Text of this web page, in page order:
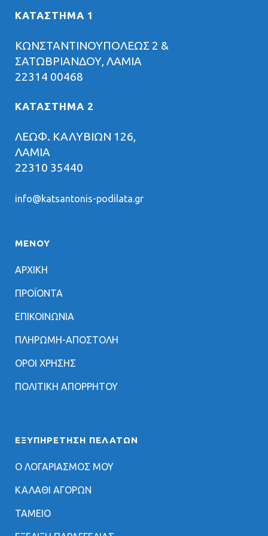
ΚΑΤΑΣΤΗΜΑ 1
ΚΩΝΣΤΑΝΤΙΝΟΥΠΟΛΕΩΣ 2 &
ΣΑΤΩΒΡΙΑΝΔΟΥ, ΛΑΜΙΑ
22314 00468
ΚΑΤΑΣΤΗΜΑ 2
ΛΕΩΦ. ΚΑΛΥΒΙΩΝ 126,
ΛΑΜΙΑ
22310 35440
info@katsantonis-podilata.gr
ΜΕΝΟΥ
ΑΡΧΙΚΗ
ΠΡΟΪΟΝΤΑ
ΕΠΙΚΟΙΝΩΝΙΑ
ΠΛΗΡΩΜΗ-ΑΠΟΣΤΟΛΗ
ΟΡΟΙ ΧΡΗΣΗΣ
ΠΟΛΙΤΙΚΗ ΑΠΟΡΡΗΤΟΥ
ΕΞΥΠΗΡΈΤΗΣΗ ΠΕΛΑΤΏΝ
Ο ΛΟΓΑΡΙΑΣΜΟΣ ΜΟΥ
ΚΑΛΑΘΙ ΑΓΟΡΩΝ
ΤΑΜΕΙΟ